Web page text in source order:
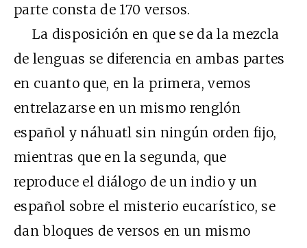
parte consta de 170 versos.
La disposición en que se da la mezcla
de lenguas se diferencia en ambas partes
en cuanto que, en la primera, vemos
entrelazarse en un mismo renglón
español y náhuatl sin ningún orden fijo,
mientras que en la segunda, que
reproduce el diálogo de un indio y un
español sobre el misterio eucarístico, se
dan bloques de versos en un mismo